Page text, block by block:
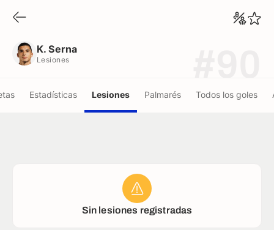
K. Serna
Lesiones
Estadísticas Lesiones Palmarés Todos los goles
Sin lesiones registradas